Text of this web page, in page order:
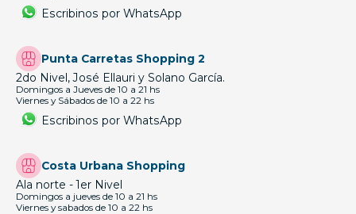
Escribinos por WhatsApp
Punta Carretas Shopping 2
2do Nivel, José Ellauri y Solano García.
Domingos a Jueves de 10 a 21 hs
Viernes y Sábados de 10 a 22 hs
Escribinos por WhatsApp
Costa Urbana Shopping
Ala norte - 1er Nivel
Domingos a jueves de 10 a 21 hs
Viernes y sabados de 10 a 22 hs